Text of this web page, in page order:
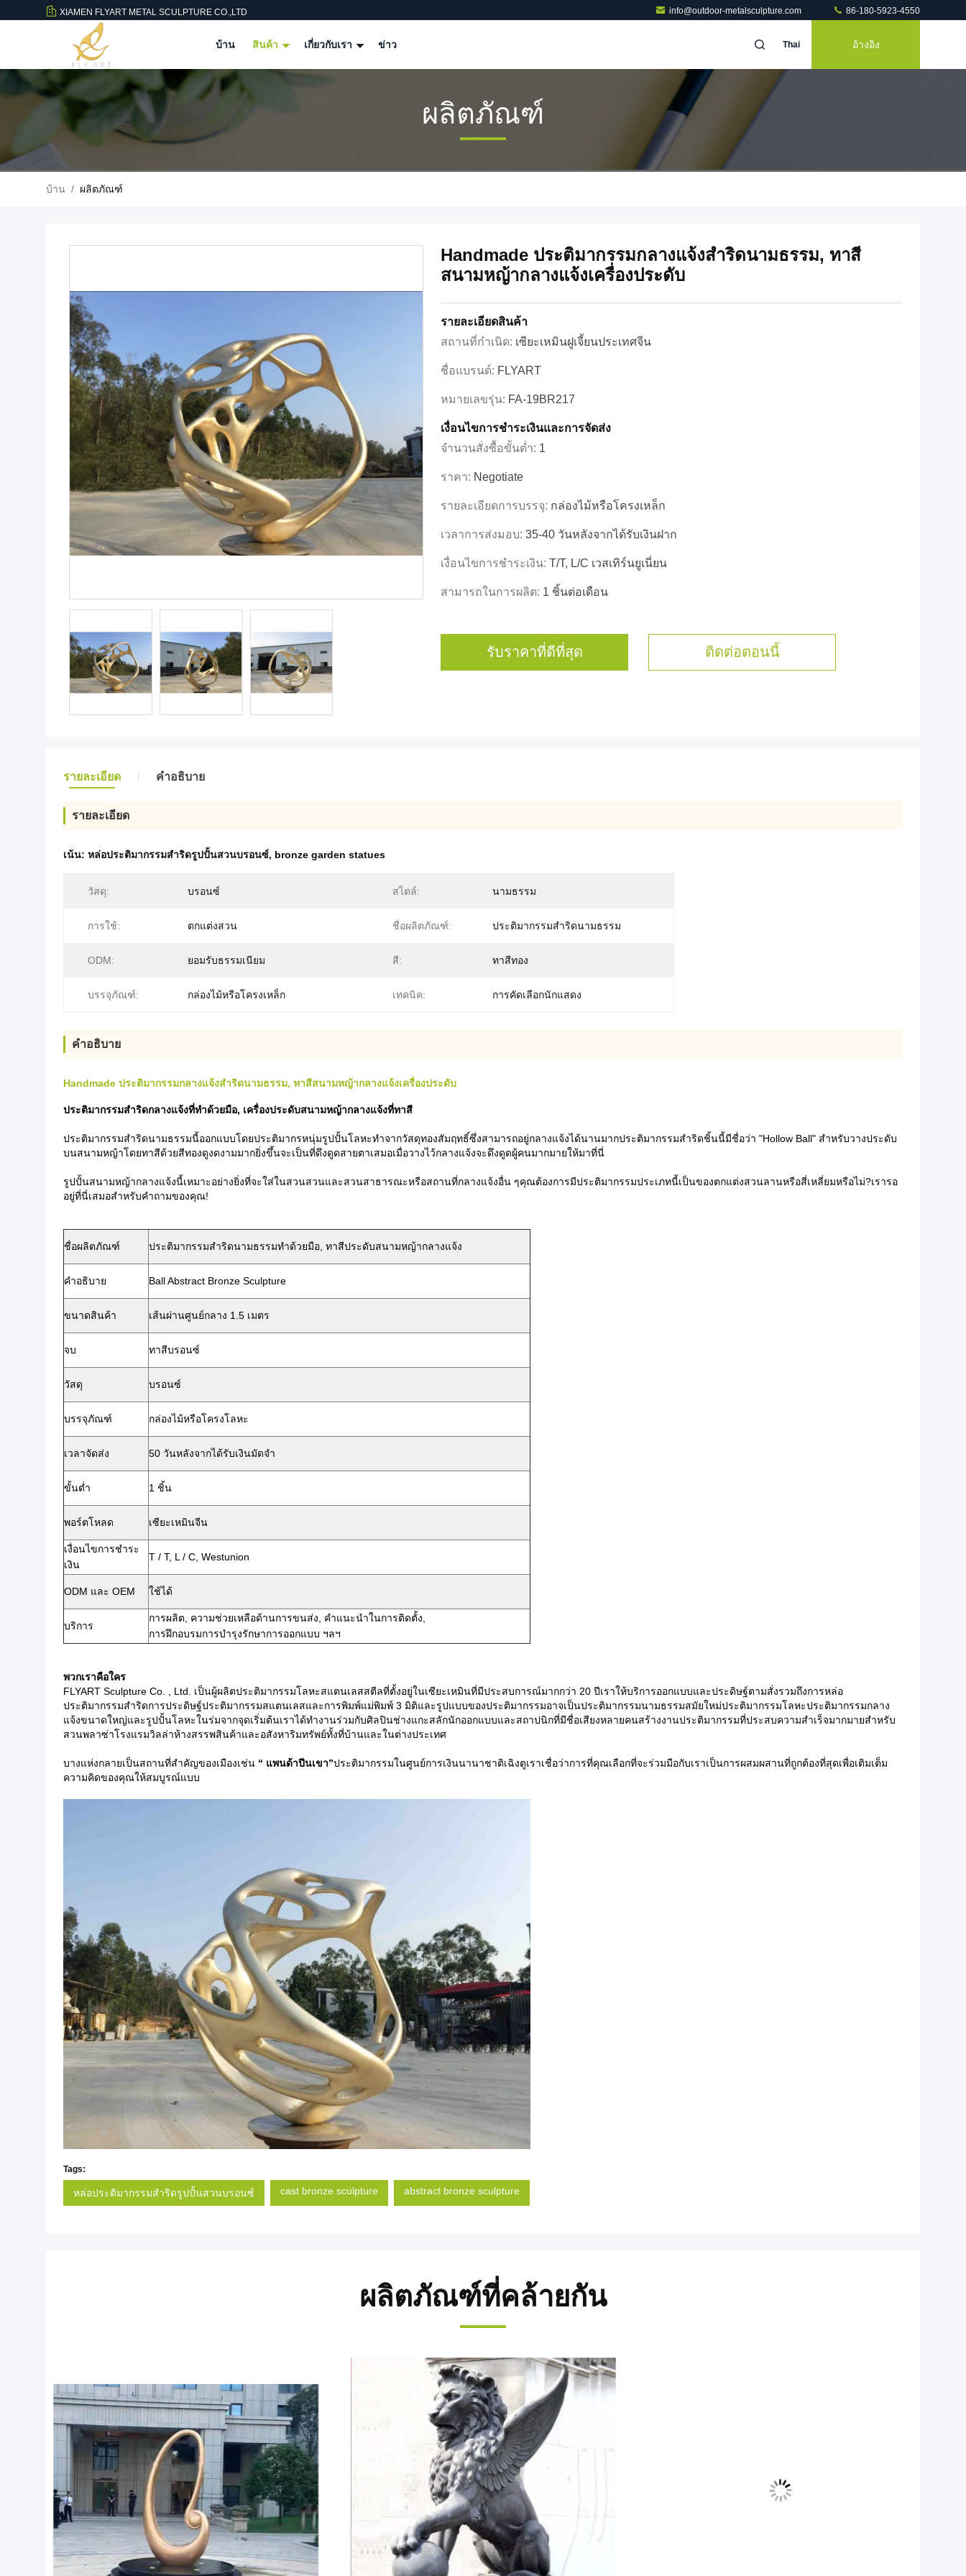
XIAMEN FLYART METAL SCULPTURE CO.,LTD info@outdoor-metalsculpture.com 86-180-5923-4550
บ้าน สินค้า เกี่ยวกับเรา ข่าว Thai อ้างอิง
ผลิตภัณฑ์
บ้าน / ผลิตภัณฑ์
Handmade ประติมากรรมกลางแจ้งสำริดนามธรรม, ทาสี
สนามหญ้ากลางแจ้งเครื่องประดับ
รายละเอียดสินค้า
สถานที่กำเนิด: เซียะเหมินฝูเจี้ยนประเทศจีน
ชื่อแบรนด์: FLYART
หมายเลขรุ่น: FA-19BR217
เงื่อนไขการชําระเงินและการจัดส่ง
จำนวนสั่งซื้อขั้นต่ำ: 1
ราคา: Negotiate
รายละเอียดการบรรจุ: กล่องไม้หรือโครงเหล็ก
เวลาการส่งมอบ: 35-40 วันหลังจากได้รับเงินฝาก
เงื่อนไขการชำระเงิน: T/T, L/c เวสเทิร์นยูเนี่ยน
สามารถในการผลิต: 1 ชิ้นต่อเดือน
รับราคาที่ดีที่สุด ติดต่อตอนนี้
รายละเอียด คําอธิบาย
รายละเอียด
เน้น: หล่อประติมากรรมสำริดรูปปั้นสวนบรอนซ์, bronze garden statues
วัสดุ: บรอนซ์ สไตล์: นามธรรม
การใช้: ตกแต่งสวน ชื่อผลิตภัณฑ์: ประติมากรรมสำริดนามธรรม
ODM: ยอมรับธรรมเนียม สี: ทาสีทอง
บรรจุภัณฑ์: กล่องไม้หรือโครงเหล็ก เทคนิค: การคัดเลือกนักแสดง
คําอธิบาย
Handmade ประติมากรรมกลางแจ้งสำริดนามธรรม, ทาสีสนามหญ้ากลางแจ้งเครื่องประดับ
ประติมากรรมสำริดกลางแจ้งที่ทำด้วยมือ, เครื่องประดับสนามหญ้ากลางแจ้งที่ทาสี
ประติมากรรมสำริดนามธรรมนี้ออกแบบโดยประติมากรหนุ่มรูปปั้นโลหะทำจากวัสดุทองสัมฤทธิ์ซึ่งสามารถอยู่กลางแจ้งได้นานมากประติมากรรมสำริดชิ้นนี้มีชื่อว่า "Hollow Ball" สำหรับวางประดับ
บนสนามหญ้าโดยทาสีด้วยสีทองดูงดงามมากยิ่งขึ้นจะเป็นที่ดึงดูดสายตาเสมอเมื่อวางไว้กลางแจ้งจะดึงดูดผู้คนมากมายให้มาที่นี่
รูปปั้นสนามหญ้ากลางแจ้งนี้เหมาะอย่างยิ่งที่จะใส่ในสวนสวนและสวนสาธารณะหรือสถานที่กลางแจ้งอื่น ๆคุณต้องการมีประติมากรรมประเภทนี้เป็นของตกแต่งสวนลานหรือสี่เหลี่ยมหรือไม่?เรารอ
อยู่ที่นี่เสมอสำหรับคำถามของคุณ!
ชื่อผลิตภัณฑ์ ประติมากรรมสำริดนามธรรมทำด้วยมือ, ทาสีประดับสนามหญ้ากลางแจ้ง
คำอธิบาย Ball Abstract Bronze Sculpture
ขนาดสินค้า เส้นผ่านศูนย์กลาง 1.5 เมตร
จบ ทาสีบรอนซ์
วัสดุ บรอนซ์
บรรจุภัณฑ์ กล่องไม้หรือโครงโลหะ
เวลาจัดส่ง 50 วันหลังจากได้รับเงินมัดจำ
ขั้นต่ำ 1 ชิ้น
พอร์ตโหลด เซียะเหมินจีน
เงื่อนไขการชำระ
เงิน
T / T, L / C, Westunion
ODM และ OEM ใช้ได้
บริการ
การผลิต, ความช่วยเหลือด้านการขนส่ง, คำแนะนำในการติดตั้ง,
การฝึกอบรมการบำรุงรักษาการออกแบบ ฯลฯ
พวกเราคือใคร
FLYART Sculpture Co. , Ltd. เป็นผู้ผลิตประติมากรรมโลหะสแตนเลสสตีลที่ตั้งอยู่ในเซียะเหมินที่มีประสบการณ์มากกว่า 20 ปีเราให้บริการออกแบบและประดิษฐ์ตามสั่งรวมถึงการหล่อ
ประติมากรรมสำริดการประดิษฐ์ประติมากรรมสแตนเลสและการพิมพ์แม่พิมพ์ 3 มิติและรูปแบบของประติมากรรมอาจเป็นประติมากรรมนามธรรมสมัยใหม่ประติมากรรมโลหะประติมากรรมกลาง
แจ้งขนาดใหญ่และรูปปั้นโลหะในร่มจากจุดเริ่มต้นเราได้ทำงานร่วมกับศิลปินช่างแกะสลักนักออกแบบและสถาปนิกที่มีชื่อเสียงหลายคนสร้างงานประติมากรรมที่ประสบความสำเร็จมากมายสำหรับ
สวนพลาซ่าโรงแรมวิลล่าห้างสรรพสินค้าและอสังหาริมทรัพย์ทั้งที่บ้านและในต่างประเทศ
บางแห่งกลายเป็นสถานที่สำคัญของเมืองเช่น “ แพนด้าปีนเขา”ประติมากรรมในศูนย์การเงินนานาชาติเฉิงตูเราเชื่อว่าการที่คุณเลือกที่จะร่วมมือกับเราเป็นการผสมผสานที่ถูกต้องที่สุดเพื่อเติมเต็ม
ความคิดของคุณให้สมบูรณ์แบบ
Tags:
หล่อประติมากรรมสำริดรูปปั้นสวนบรอนซ์ cast bronze sculpture abstract bronze sculpture
ผลิตภัณฑ์ที่คล้ายกัน